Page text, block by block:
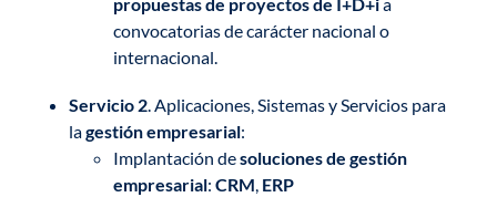
convocatorias de carácter nacional o
internacional.
Servicio 2. Aplicaciones, Sistemas y Servicios para
lagestión empresarial:
Implantación desoluciones de gestión
empresarial:CRM, ERP